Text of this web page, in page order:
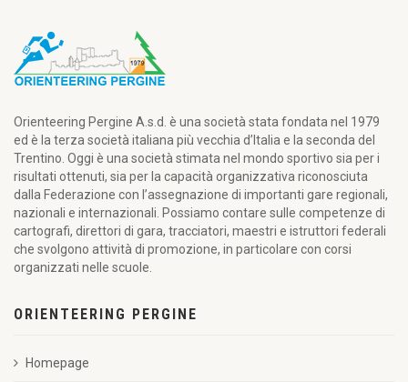
Orienteering Pergine A.s.d. è una società stata fondata nel 1979
ed è la terza società italiana più vecchia d’Italia e la seconda del
Trentino. Oggi è una società stimata nel mondo sportivo sia per i
risultati ottenuti, sia per la capacità organizzativa riconosciuta
dalla Federazione con l’assegnazione di importanti gare regionali,
nazionali e internazionali. Possiamo contare sulle competenze di
cartografi, direttori di gara, tracciatori, maestri e istruttori federali
che svolgono attività di promozione, in particolare con corsi
organizzati nelle scuole.
ORIENTEERING PERGINE
Homepage